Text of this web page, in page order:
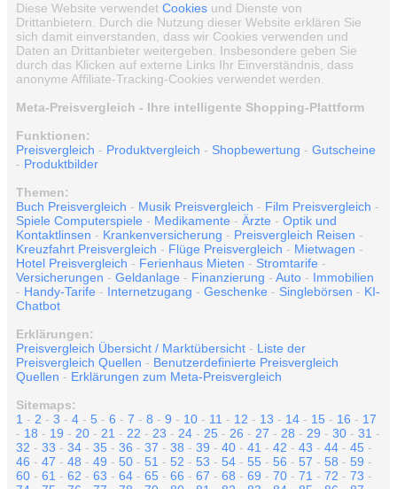
Diese Website verwendet Cookies und Dienste von
Drittanbietern. Durch die Nutzung dieser Website erklären Sie
sich damit einverstanden, dass wir Cookies verwenden und
Daten an Drittanbieter weitergeben. Insbesondere geben Sie
durch das Klicken auf externe Links Ihr Einverständnis, dass
anonyme Affiliate-Tracking-Cookies verwendet werden.
Meta-Preisvergleich - Ihre intelligente Shopping-Plattform
Funktionen:
Preisvergleich - Produktvergleich - Shopbewertung - Gutscheine
- Produktbilder
Themen:
Buch Preisvergleich - Musik Preisvergleich - Film Preisvergleich -
Spiele Computerspiele - Medikamente - Ärzte - Optik und
Kontaktlinsen - Krankenversicherung - Preisvergleich Reisen -
Kreuzfahrt Preisvergleich - Flüge Preisvergleich - Mietwagen -
Hotel Preisvergleich - Ferienhaus Mieten - Stromtarife -
Versicherungen - Geldanlage - Finanzierung - Auto - Immobilien
- Handy-Tarife - Internetzugang - Geschenke - Singlebörsen - KI-
Chatbot
Erklärungen:
Preisvergleich Übersicht / Marktübersicht - Liste der
Preisvergleich Quellen - Benutzerdefinierte Preisvergleich
Quellen - Erklärungen zum Meta-Preisvergleich
Sitemaps:
1 - 2 - 3 - 4 - 5 - 6 - 7 - 8 - 9 - 10 - 11 - 12 - 13 - 14 - 15 - 16 - 17
- 18 - 19 - 20 - 21 - 22 - 23 - 24 - 25 - 26 - 27 - 28 - 29 - 30 - 31 -
32 - 33 - 34 - 35 - 36 - 37 - 38 - 39 - 40 - 41 - 42 - 43 - 44 - 45 -
46 - 47 - 48 - 49 - 50 - 51 - 52 - 53 - 54 - 55 - 56 - 57 - 58 - 59 -
60 - 61 - 62 - 63 - 64 - 65 - 66 - 67 - 68 - 69 - 70 - 71 - 72 - 73 -